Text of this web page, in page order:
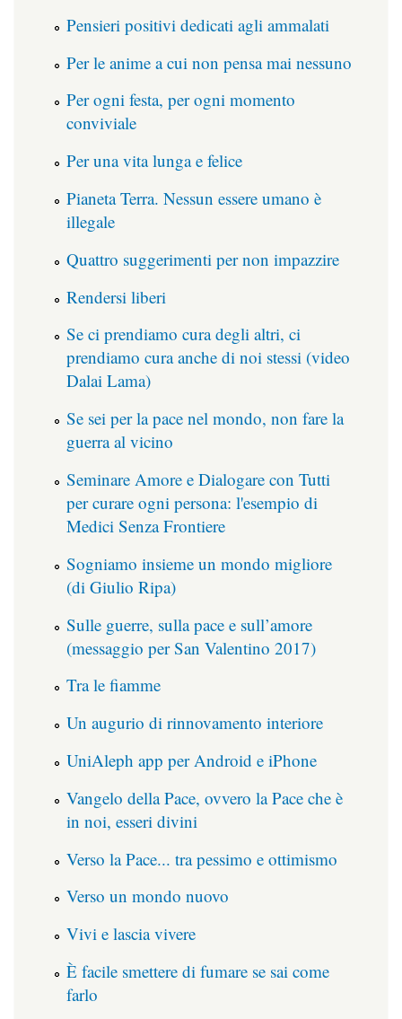
Pensieri positivi dedicati agli ammalati
Per le anime a cui non pensa mai nessuno
Per ogni festa, per ogni momento
conviviale
Per una vita lunga e felice
Pianeta Terra. Nessun essere umano è
illegale
Quattro suggerimenti per non impazzire
Rendersi liberi
Se ci prendiamo cura degli altri, ci
prendiamo cura anche di noi stessi (video
Dalai Lama)
Se sei per la pace nel mondo, non fare la
guerra al vicino
Seminare Amore e Dialogare con Tutti
per curare ogni persona: l'esempio di
Medici Senza Frontiere
Sogniamo insieme un mondo migliore
(di Giulio Ripa)
Sulle guerre, sulla pace e sull’amore
(messaggio per San Valentino 2017)
Tra le fiamme
Un augurio di rinnovamento interiore
UniAleph app per Android e iPhone
Vangelo della Pace, ovvero la Pace che è
in noi, esseri divini
Verso la Pace... tra pessimo e ottimismo
Verso un mondo nuovo
Vivi e lascia vivere
È facile smettere di fumare se sai come
farlo